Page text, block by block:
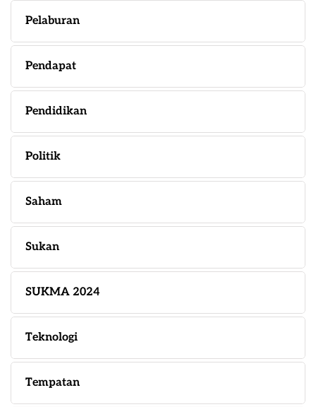
Pelaburan
Pendapat
Pendidikan
Politik
Saham
Sukan
SUKMA 2024
Teknologi
Tempatan